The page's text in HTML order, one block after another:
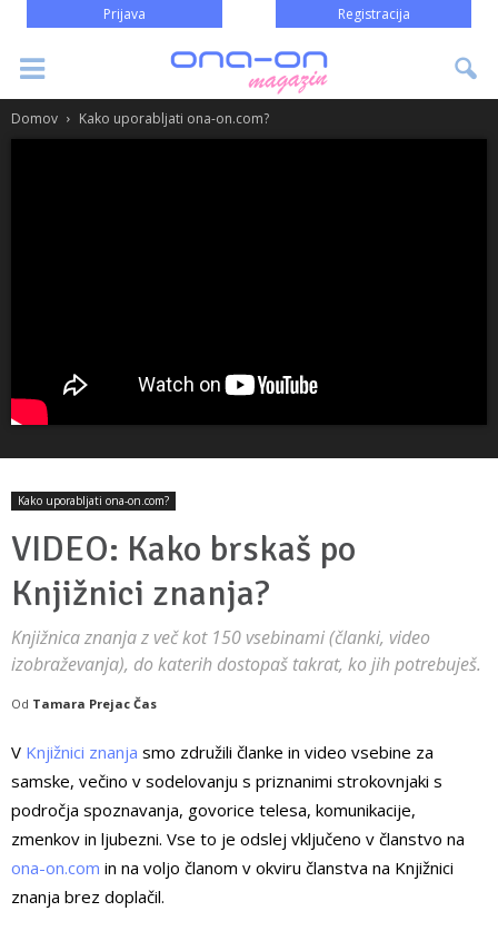
Prijava Registracija
Domov Kako uporabljati ona-on.com?
Kako uporabljati ona-on.com?
VIDEO: Kako brskaš po
Knjižnici znanja?
Knjižnica znanja z več kot 150 vsebinami (članki, video
izobraževanja), do katerih dostopaš takrat, ko jih potrebuješ.
Od Tamara Prejac Čas
V Knjižnici znanja smo združili članke in video vsebine za
samske, večino v sodelovanju s priznanimi strokovnjaki s
področja spoznavanja, govorice telesa, komunikacije,
zmenkov in ljubezni. Vse to je odslej vključeno v članstvo na
ona-on.com in na voljo članom v okviru članstva na Knjižnici
znanja brez doplačil.